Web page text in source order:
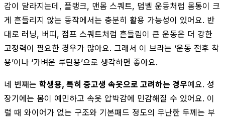
감이 달라지는데, 플랭크, 맨몸 스쿼트, 덤벨 운동처럼 몸통이 크
게 흔들리지 않는 동작에서는 충분히 활용 가능성이 있어요. 반
대로 러닝, 버피, 점프 스쿼트처럼 흔들림이 큰 운동은 더 강한
고정력이 필요한 경우가 많아요. 그래서 이 브라는 ‘운동 전후 착
용’이나 ‘가벼운 루틴용’으로 생각하면 좋아요.
네 번째는 학생용, 특히 중고생 속옷으로 고려하는 경우예요. 성
장기에는 몸이 예민하고 속옷 압박감에 민감해질 수 있어요. 이
럴 때 와이어가 없는 구조와 기본패드 정도의 무난한 두께는 부